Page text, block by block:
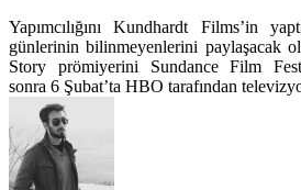
Yapımcılığını Kundhardt Films’in
günlerinin bilinmeyenlerini paylaşacak
Story prömiyerini Sundance Film
sonra 6 Şubat’ta HBO tarafından